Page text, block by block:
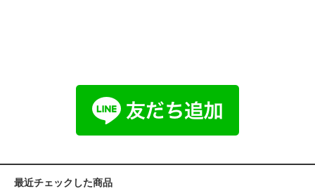
最近チェックした商品